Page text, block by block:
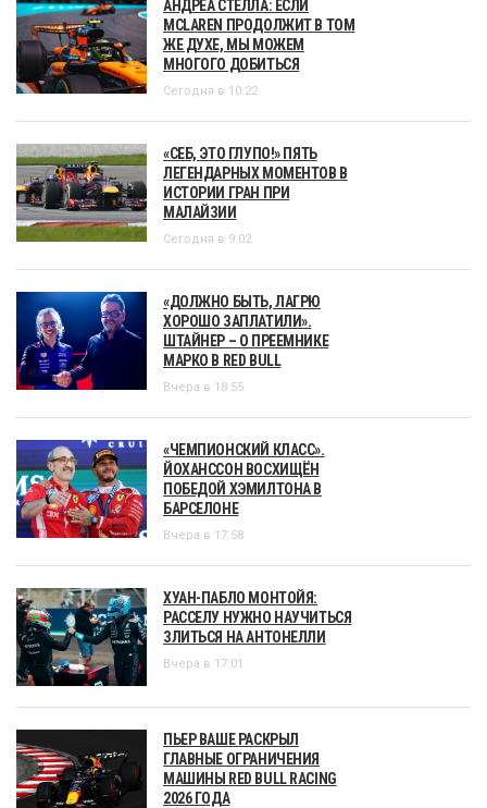
АНДРЕА СТЕЛЛА: ЕСЛИ
MCLAREN ПРОДОЛЖИТ В ТОМ
ЖЕ ДУХЕ, МЫ МОЖЕМ
МНОГОГО ДОБИТЬСЯ
Сегодня в 10:22
«СЕБ, ЭТО ГЛУПО!» ПЯТЬ
ЛЕГЕНДАРНЫХ МОМЕНТОВ В
ИСТОРИИ ГРАН ПРИ
МАЛАЙЗИИ
Сегодня в 9:02
«ДОЛЖНО БЫТЬ, ЛАГРЮ
ХОРОШО ЗАПЛАТИЛИ».
ШТАЙНЕР – О ПРЕЕМНИКЕ
МАРКО В RED BULL
Вчера в 18:55
«ЧЕМПИОНСКИЙ КЛАСС».
ЙОХАНССОН ВОСХИЩЁН
ПОБЕДОЙ ХЭМИЛТОНА В
БАРСЕЛОНЕ
Вчера в 17:58
ХУАН-ПАБЛО МОНТОЙЯ:
РАССЕЛУ НУЖНО НАУЧИТЬСЯ
ЗЛИТЬСЯ НА АНТОНЕЛЛИ
Вчера в 17:01
ПЬЕР ВАШЕ РАСКРЫЛ
ГЛАВНЫЕ ОГРАНИЧЕНИЯ
МАШИНЫ RED BULL RACING
2026 ГОДА